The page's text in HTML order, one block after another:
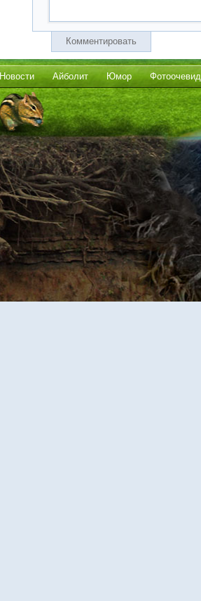
Комментировать
Новости Айболит Юмор